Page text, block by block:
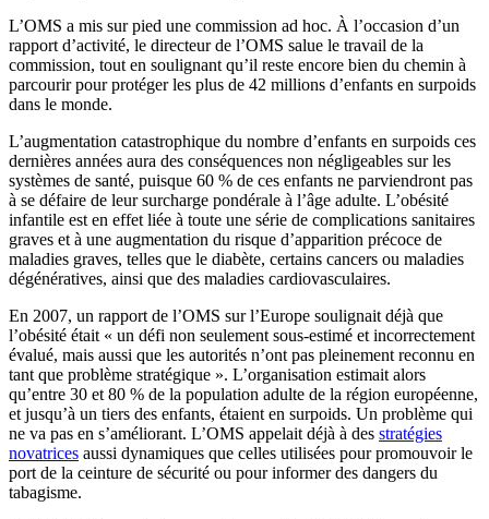
L’OMS a mis sur pied une commission ad hoc. À l’occasion d’un
rapport d’activité, le directeur de l’OMS salue le travail de la
commission, tout en soulignant qu’il reste encore bien du chemin à
parcourir pour protéger les plus de 42 millions d’enfants en surpoids
dans le monde.
L’augmentation catastrophique du nombre d’enfants en surpoids ces
dernières années aura des conséquences non négligeables sur les
systèmes de santé, puisque 60 % de ces enfants ne parviendront pas
à se défaire de leur surcharge pondérale à l’âge adulte. L’obésité
infantile est en effet liée à toute une série de complications sanitaires
graves et à une augmentation du risque d’apparition précoce de
maladies graves, telles que le diabète, certains cancers ou maladies
dégénératives, ainsi que des maladies cardiovasculaires.
En 2007, un rapport de l’OMS sur l’Europe soulignait déjà que
l’obésité était « un défi non seulement sous-estimé et incorrectement
évalué, mais aussi que les autorités n’ont pas pleinement reconnu en
tant que problème stratégique ». L’organisation estimait alors
qu’entre 30 et 80 % de la population adulte de la région européenne,
et jusqu’à un tiers des enfants, étaient en surpoids. Un problème qui
ne va pas en s’améliorant. L’OMS appelait déjà à des stratégies
novatrices aussi dynamiques que celles utilisées pour promouvoir le
port de la ceinture de sécurité ou pour informer des dangers du
tabagisme.